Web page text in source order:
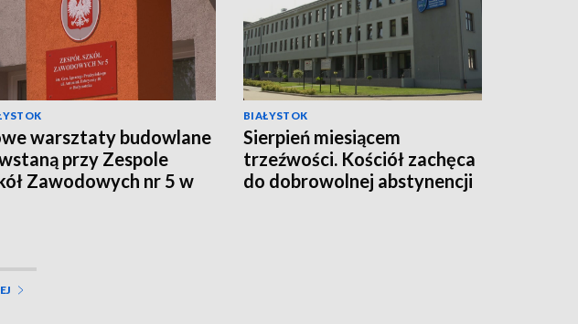
warsztaty budowlane
przy Zespole
Zawodowych nr 5 w
BIAŁYSTOK
Sierpień miesiącem
trzeźwości. Kościół zachęca
do dobrowolnej abstynencji